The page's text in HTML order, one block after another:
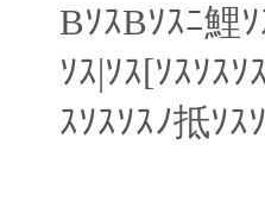
BｿｽBｿｽﾆ鯉
ｿｽ|ｿｽ[ｿｽｿｽ
ｽｿｽｿｽﾉ抵ｿｽ